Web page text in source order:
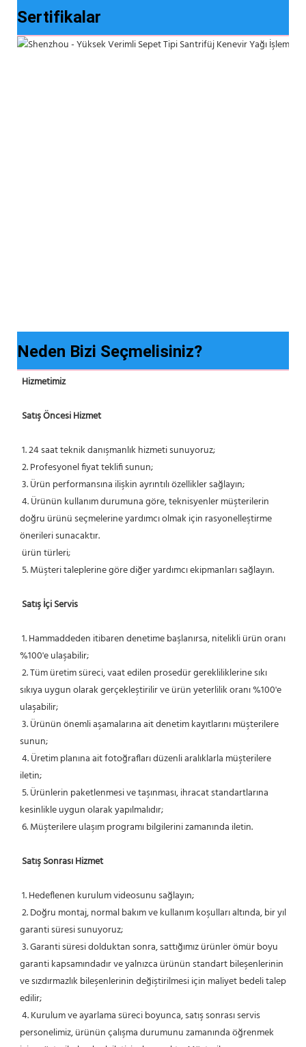
Sertifikalar
Neden Bizi Seçmelisiniz?
Hizmetimiz
Satış Öncesi Hizmet
1. 24 saat teknik danışmanlık hizmeti sunuyoruz;
2. Profesyonel fiyat teklifi sunun;
3. Ürün performansına ilişkin ayrıntılı özellikler sağlayın;
doğru ürünü seçmelerine yardımcı olmak için rasyonelleştirme
önerileri sunacaktır.
ürün türleri;
5. Müşteri taleplerine göre diğer yardımcı ekipmanları sağlayın.
Satış İçi Servis
%100'e ulaşabilir;
sıkıya uygun olarak gerçekleştirilir ve ürün yeterlilik oranı %100'e
ulaşabilir;
sunun;
iletin;
kesinlikle uygun olarak yapılmalıdır;
6. Müşterilere ulaşım programı bilgilerini zamanında iletin.
Satış Sonrası Hizmet
1. Hedeflenen kurulum videosunu sağlayın;
garanti süresi sunuyoruz;
garanti kapsamındadır ve yalnızca ürünün standart bileşenlerinin
ve sızdırmazlık bileşenlerinin değiştirilmesi için maliyet bedeli talep
edilir;
personelimiz, ürünün çalışma durumunu zamanında öğrenmek